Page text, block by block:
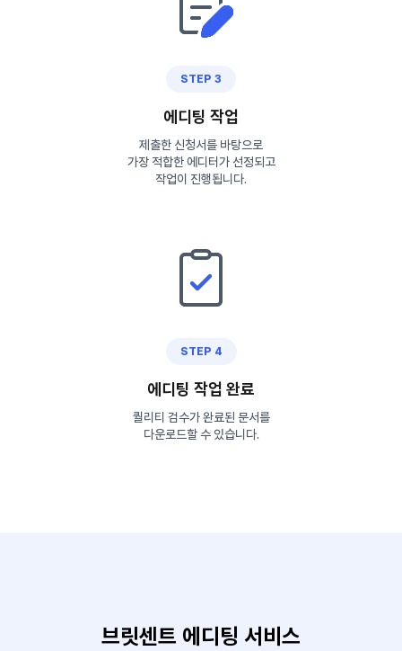
STEP 3
에디팅 작업
제출한 신청서를 바탕으로
가장 적합한 에디터가 선정되고
작업이 진행됩니다.
STEP 4
에디팅 작업 완료
퀄리티 검수가 완료된 문서를
다운로드할 수 있습니다.
브릿센트 에디팅 서비스